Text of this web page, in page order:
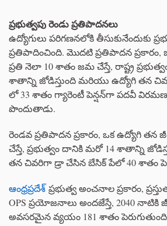
ప్రభుత్వపు రెండు ప్రతిపాదనలు
ఉద్యోగులు పరిగణనలోకి తీసుకునేందుకు
ప్రతిపాదించింది. మొదటి ప్రతిపాదన
ప్రతి నెలా 10 శాతం జమ చేస్తే, రాష్ట్ర
శాతాన్ని జోడిస్తుంది మరియు ఉద్యోగి తన
లో 33 శాతం గ్యారెంటీ పెన్షన్‌గా పదవీ
పొందుతాడు.
రెండవ ప్రతిపాదన ప్రకారం, ఒక ఉద్యోగి
చేస్తే, ప్రభుత్వం దానికి మరో 14 శాతాన్ని
తన చివరిగా డ్రా చేసిన బేసిక్ పేలో 40 శాతం
ఆంధ్రప్రదేశ్ప్రభుత్వ అంచనాల ప్రకారం,
OPS ప్రయోజనాలు అందజేస్తే, 2040 నాటికి
అవసరమైన వ్యయం 181 శాతం